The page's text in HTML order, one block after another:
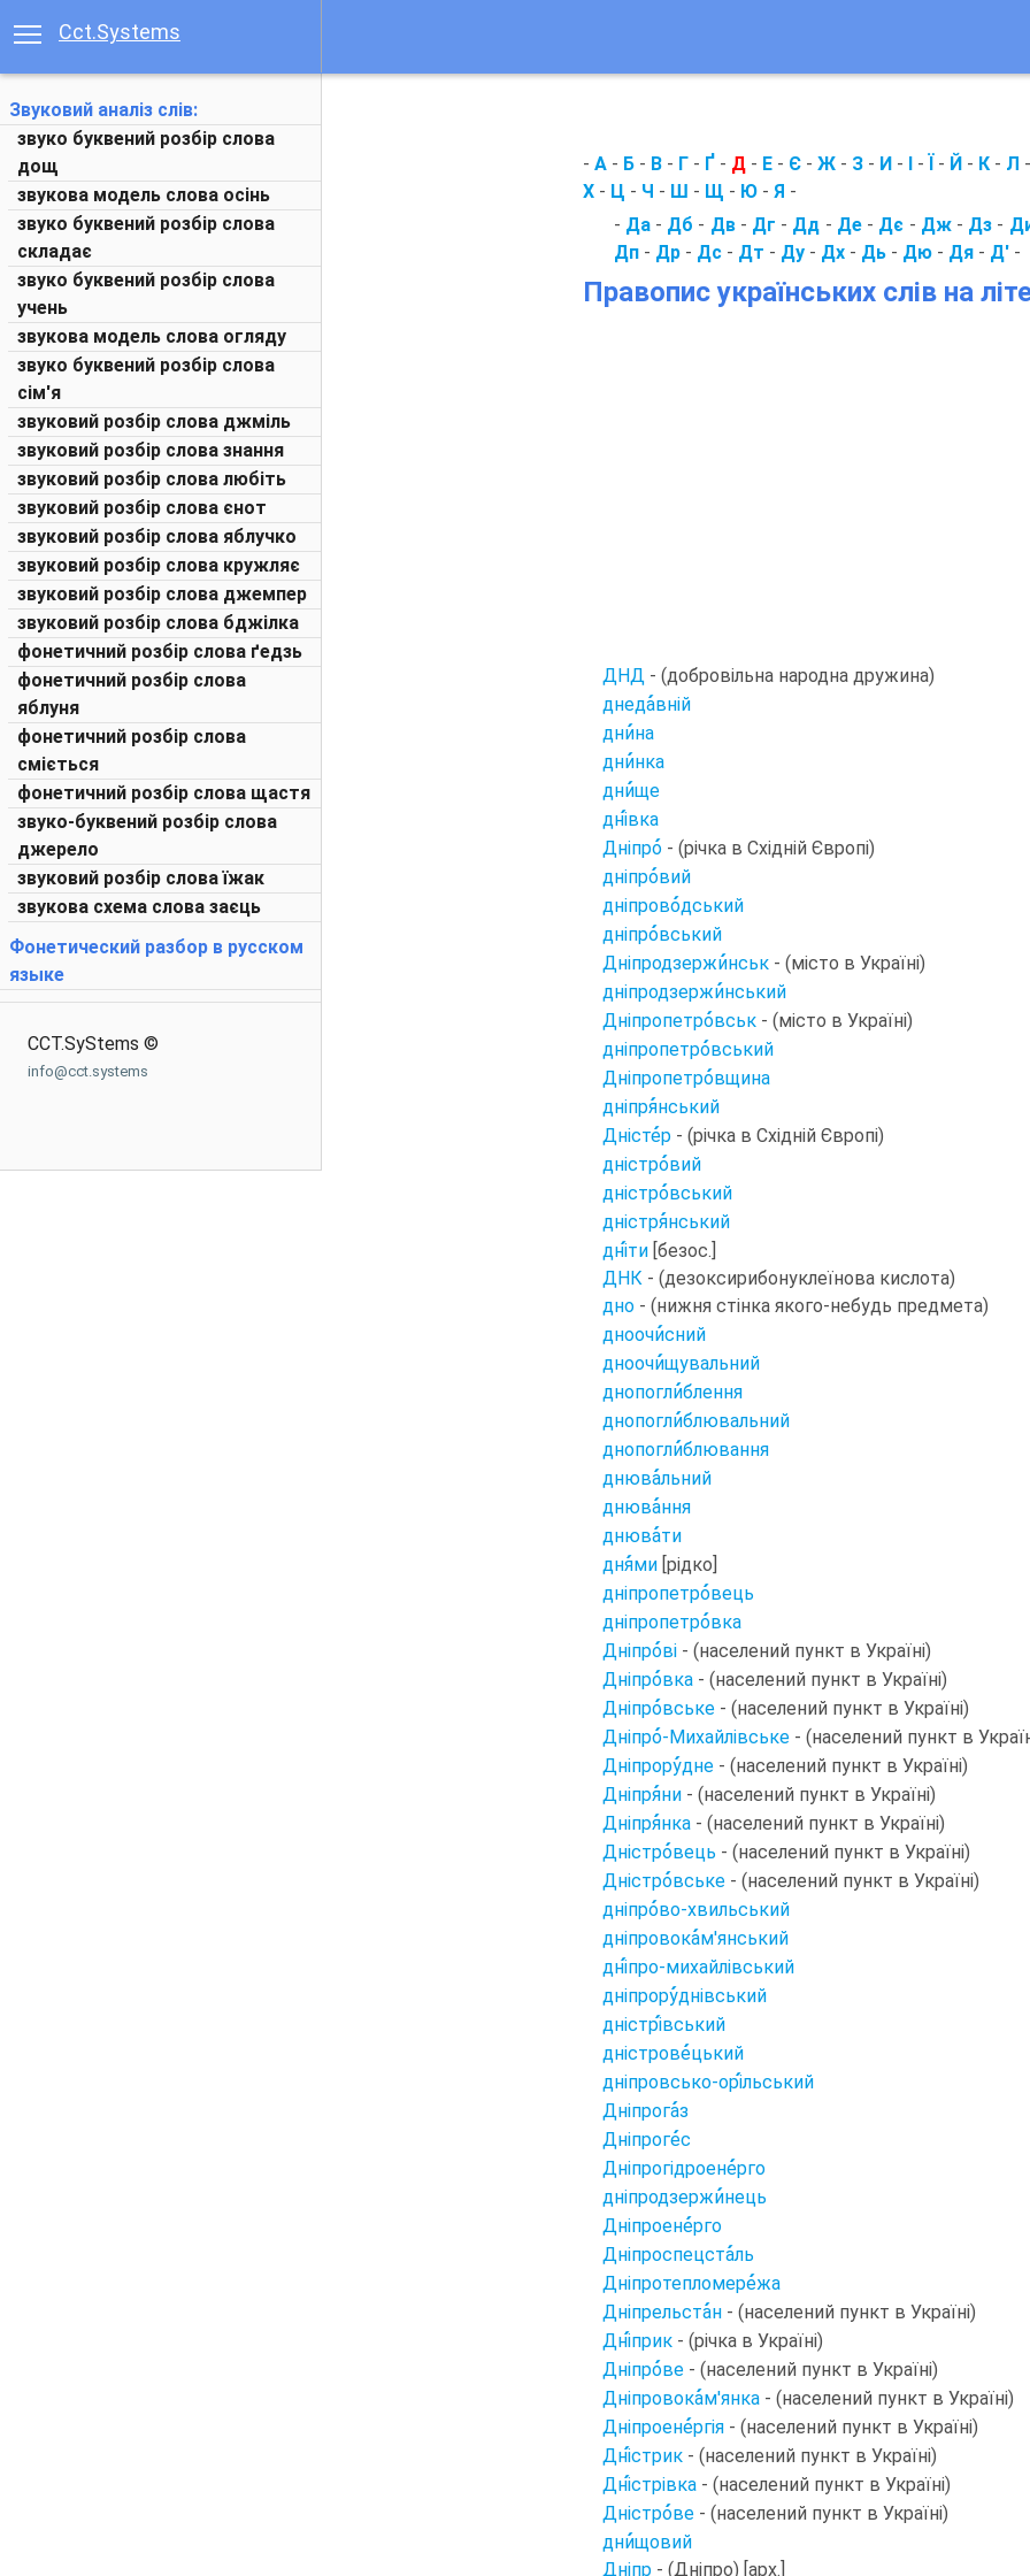
Cct.Systems
Звуковий аналіз слів:
звуко буквений розбір слова
дощ
звукова модель слова осінь
звуко буквений розбір слова
складає
звуко буквений розбір слова
учень
звукова модель слова огляду
звуко буквений розбір слова
сім'я
звуковий розбір слова джміль
звуковий розбір слова знання
звуковий розбір слова любіть
звуковий розбір слова єнот
звуковий розбір слова яблучко
звуковий розбір слова кружляє
звуковий розбір слова джемпер
звуковий розбір слова бджілка
фонетичний розбір слова ґедзь
фонетичний розбір слова
яблуня
фонетичний розбір слова
сміється
фонетичний розбір слова щастя
звуко-буквений розбір слова
джерело
звуковий розбір слова їжак
звукова схема слова заєць
Фонетический разбор в русском
языке
CCT.SyStems ©
info@cct.systems
- А- Б- В- Г- Ґ- Д- Е- Є- Ж- З- И - І - Ї - Й - К - Л
Х- Ц - Ч - Ш - Щ - Ю- Я -
- Да- Дб - Дв- Дг - Дд - Де- Дє - Дж- Дз -
Дп- Др- Дс- Дт - Ду- Дх- Дь- Дю- Дя- Д'-
Правопис українських слів на
ДНД- (добровільна народна дружина)
днедавній
днина
днинка
днище
днівка
Дніпро- (річка в Східній Європі)
дніпровий
дніпроводський
дніпровський
Дніпродзержинськ- (місто в Україні)
дніпродзержинський
Дніпропетровськ- (місто в Україні)
дніпропетровський
Дніпропетровщина
дніпрянський
Дністер- (річка в Східній Європі)
дністровий
дністровський
дністрянський
дніти[безос.]
ДНК- (дезоксирибонуклеїнова кислота)
дно- (нижня стінка якого-небудь предмета)
дноочисний
дноочищувальний
днопоглиблення
днопоглиблювальний
днопоглиблювання
днювальний
днювання
днювати
днями[рідко]
дніпропетровець
дніпропетровка
Дніпрові- (населений пункт в Україні)
Дніпровка- (населений пункт в Україні)
Дніпровське- (населений пункт в Україні)
Дніпро-Михайлівське- (населений пункт в
Дніпрорудне- (населений пункт в Україні)
Дніпряни- (населений пункт в Україні)
Дніпрянка- (населений пункт в Україні)
Дністровець - (населений пункт в Україні)
Дністровське- (населений пункт в Україні)
дніпрово-хвильський
дніпровокам'янський
дніпро-михайлівський
дніпроруднівський
дністрівський
дністровецький
дніпровсько-орільський
Дніпрогаз
Дніпрогес
Дніпрогідроенерго
дніпродзержинець
Дніпроенерго
Дніпроспецсталь
Дніпротепломережа
Дніпрельстан- (населений пункт в Україні)
Дніприк- (річка в Україні)
Дніпрове- (населений пункт в Україні)
Дніпровокам'янка- (населений пункт в Україні)
Дніпроенергія- (населений пункт в Україні)
Дністрик- (населений пункт в Україні)
Дністрівка- (населений пункт в Україні)
Дністрове- (населений пункт в Україні)
днищовий
Дніпр- (Дніпро) [арх.]